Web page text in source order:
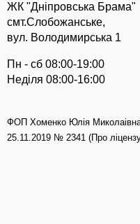
ЖК "Дніпровська Брама"
смт.Слобожанське,
вул. Володимирська 1
Пн - сб 08:00-19:00
Неділя 08:00-16:00
ФОП Хоменко Юлія Миколаівна
25.11.2019 № 2341 (Про